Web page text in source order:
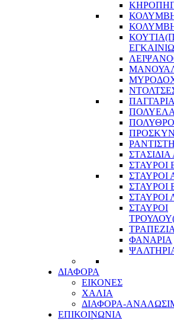
ΣΤΑΥΡΟΙ
ΣΤΑΥΡΟΙ
ΣΤΑΥΡΟΙ
ΣΤΑΥΡΟΙ
ΣΤΑΥΡΟΙ
ΦΑΝΑΡΙΑ
ΔΙΑΦΟΡΑ
ΕΙΚΟΝΕΣ
ΧΑΛΙΑ
ΔΙΑΦΟΡΑ-
ΕΠΙΚΟΙΝΩΝΙΑ